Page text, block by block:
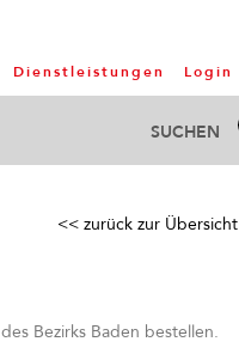
Dienstleistungen Login
<< zurück zur Übersicht
Bezirks Baden bestellen.